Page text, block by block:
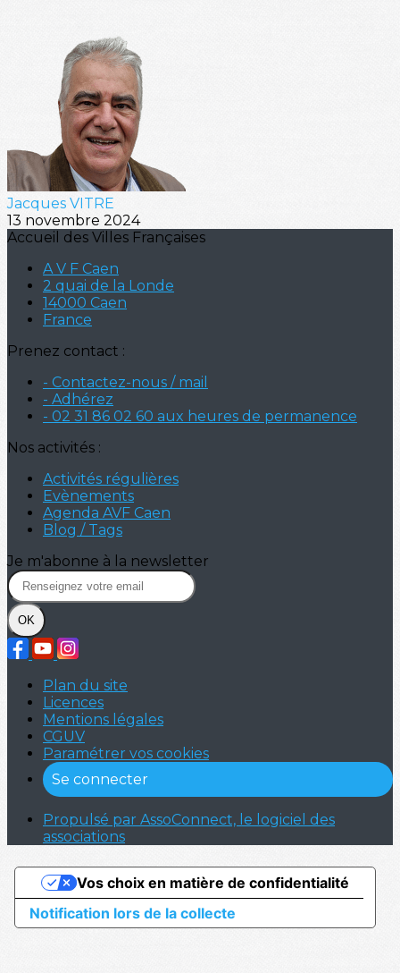
Jacques VITRE
13 novembre 2024
Accueil des Villes Françaises
A V F Caen
2 quai de la Londe
14000 Caen
France
Prenez contact :
- Contactez-nous / mail
- Adhérez
- 02 31 86 02 60 aux heures de permanence
Nos activités :
Activités régulières
Evènements
Agenda AVF Caen
Blog / Tags
Je m'abonne à la newsletter
OK
Plan du site
Licences
Mentions légales
CGUV
Paramétrer vos cookies
Se connecter
Propulsé par AssoConnect, le logiciel des
associations
Notification lors de la collecte
Vos choix en matière de confidentialité